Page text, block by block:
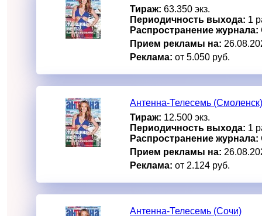
Тираж: 63.350 экз.
Периодичность выхода: 1
Распространение журнала:
Прием рекламы на:
Реклама: от 5.050 руб.
Антенна-Телесемь (Смоленск)
Тираж: 12.500 экз.
Периодичность выхода: 1
Распространение журнала:
Прием рекламы на:
Реклама: от 2.124 руб.
Антенна-Телесемь (Сочи)